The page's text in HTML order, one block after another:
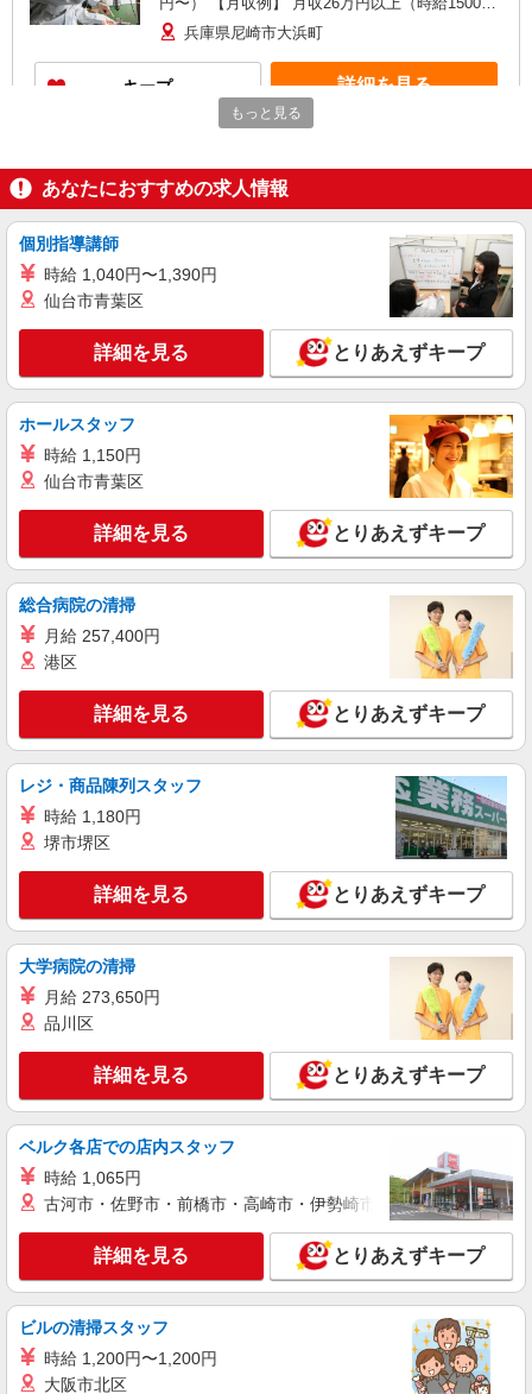
実働8H×日勤・夜勤10日ずつ勤務の場合）＋交通
費 ※深夜帯（22：00〜5：00）は時給1,875円に
UP
兵庫県尼崎市大浜町
キープ 詳細を見る
扉や間仕切りの組立スタッフ
時給1,400円 【月収例】 月収25万円以上（時
給×7.75H×20日勤務・残業月20Hの場合）+交通費
兵庫県尼崎市田能
キープ 詳細を見る
派遣社員
株式会社トーコー 阪神支店［HSKA1800111U50］
+交通費（時給×7時間50分×日勤10日・夜勤10日勤
10時間〜20時間程度
兵庫県尼崎市南塚口町
キープ 詳細を見る
派遣社員
株式会社トーコー 阪神支店［HSTA1800406U50-2］
工場内での製造ライン作業・機械OP
時給1,400円 【月収例】 21万円以上+交通費全
額（20日勤務）
兵庫県尼崎市長洲本通または尼崎市金楽寺町
詳細を見る
アルバイト
株式会社バイトレ（ADM820970）
【平日のみ・短時間】詰めるだけの簡単作業
時給1600円（就業先により異なる）
詳細を見る
パート
株式会社バイトレ（ADM809024）
コツコツ派歓迎｜見る・分ける・貼るだけ♪倉
庫内軽作業
時給1204円（就業先により異なる）
兵庫県尼崎市
キープ 詳細を見る
アルバイト
株式会社バイトレ（ADM814720）
久しぶりのお仕事に｜座ってできるモクモク軽
もっと見る
あなたにおすすめの求人情報
個別指導講師
時給 1,040円〜1,390円
仙台市青葉区
詳細を見る とりあえずキープ
ホールスタッフ
時給 1,150円
仙台市青葉区
詳細を見る とりあえずキープ
総合病院の清掃
月給 257,400円
港区
詳細を見る とりあえずキープ
レジ・商品陳列スタッフ
時給 1,180円
堺市堺区
詳細を見る とりあえずキープ
大学病院の清掃
月給 273,650円
品川区
詳細を見る とりあえずキープ
ベルク各店での店内スタッフ
時給 1,065円
古河市・佐野市・前橋市・高崎市・伊勢崎市・太田市・館林市
詳細を見る とりあえずキープ
ビルの清掃スタッフ
時給 1,200円〜1,200円
大阪市北区